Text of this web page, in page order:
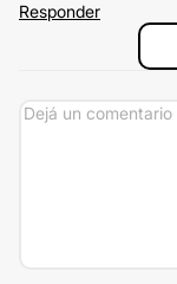
Responder